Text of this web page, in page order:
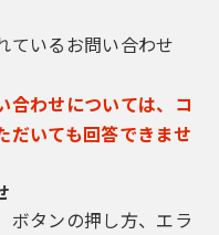
ているお問い合わせ
わせについては、コ
だいても回答できませ
ボタンの押し方、エラ